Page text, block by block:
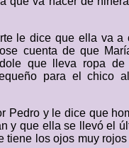
le dice que ella va a
cuenta de que
que lleva ropa
para el chico
Pedro y le dice que
y que ella se llevó el
tiene los ojos muy